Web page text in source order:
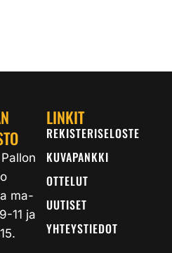
ma-
11 ja
LINKIT
REKISTERISELOSTE
KUVAPANKKI
OTTELUT
UUTISET
YHTEYSTIEDOT